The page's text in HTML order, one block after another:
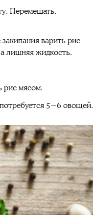
Перемешать.
варить рис
лишняя жидкость.
рис мясом.
5−6 овощей.